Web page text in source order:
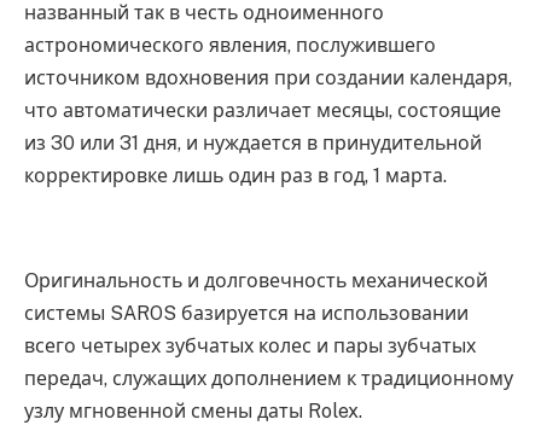
названный так в честь одноименного
астрономического явления, послужившего
источником вдохновения при создании календаря,
что автоматически различает месяцы, состоящие
из 30 или 31 дня, и нуждается в принудительной
корректировке лишь один раз в год, 1 марта.
Оригинальность и долговечность механической
системы SAROS базируется на использовании
всего четырех зубчатых колес и пары зубчатых
передач, служащих дополнением к традиционному
узлу мгновенной смены даты Rolex.